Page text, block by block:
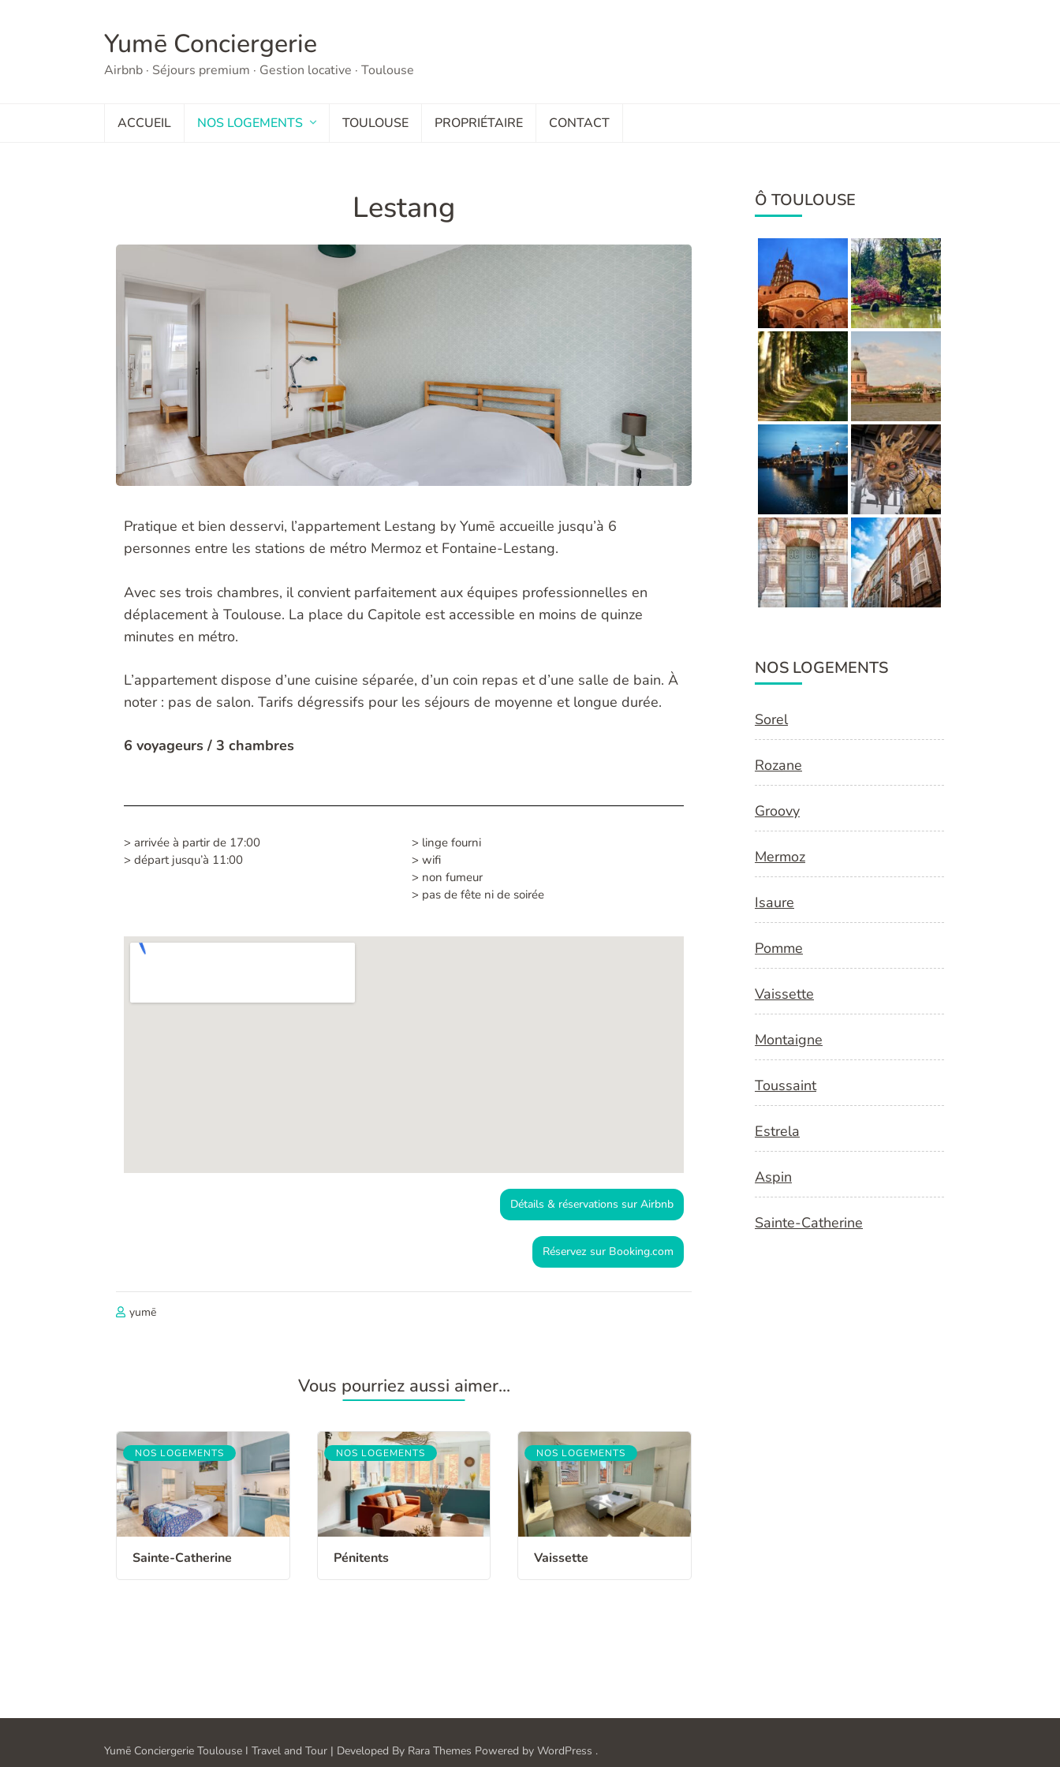
Yumē Conciergerie
Airbnb · Séjours premium · Gestion locative · Toulouse
ACCUEIL NOS LOGEMENTS TOULOUSE PROPRIÉTAIRE CONTACT
Lestang
Pratique et bien desservi, l’appartement Lestang by Yumē accueille jusqu’à 6
personnes entre les stations de métro Mermoz et Fontaine-Lestang.
Avec ses trois chambres, il convient parfaitement aux équipes professionnelles en
déplacement à Toulouse. La place du Capitole est accessible en moins de quinze
minutes en métro.
L’appartement dispose d’une cuisine séparée, d’un coin repas et d’une salle de bain. À
noter : pas de salon. Tarifs dégressifs pour les séjours de moyenne et longue durée.
6 voyageurs / 3 chambres
> arrivée à partir de 17:00
> départ jusqu’à 11:00
> linge fourni
> wifi
> non fumeur
> pas de fête ni de soirée
Détails & réservations sur Airbnb
Réservez sur Booking.com
yumē
Vous pourriez aussi aimer...
NOS LOGEMENTS
Sainte-Catherine
NOS LOGEMENTS
Pénitents
NOS LOGEMENTS
Vaissette
Ô TOULOUSE
NOS LOGEMENTS
Sorel
Rozane
Groovy
Mermoz
Isaure
Pomme
Vaissette
Montaigne
Toussaint
Estrela
Aspin
Sainte-Catherine
Yumē Conciergerie Toulouse I Travel and Tour | Developed By Rara Themes Powered by WordPress .